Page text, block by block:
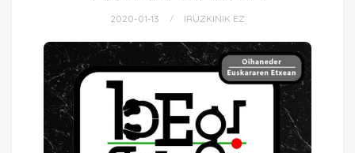
2020-01-13 IRUZKINIK EZ